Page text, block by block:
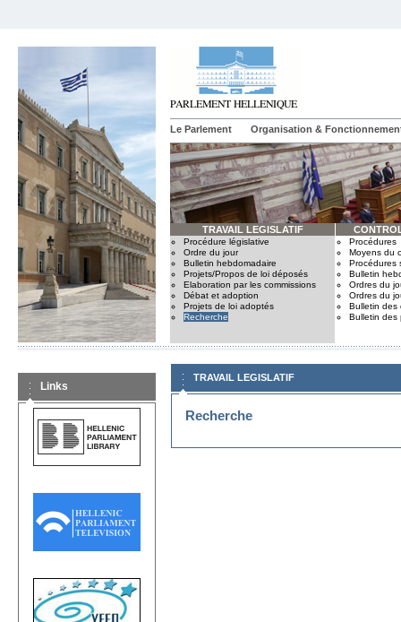
Le Parlement Organisation &
TRAVAIL LEGISLATIF
Procédure législative
Ordre du jour
Bulletin hebdomadaire
Projets/Propos de loi déposés
Elaboration par les commissions
Débat et adoption
Projets de loi adoptés
Recherche
Procédures
Moyens du
Procédures
Bulletin
Ordres du
Ordres du
Bulletin des
Bulletin des
Links
TRAVAIL LEGISLATIF
Recherche